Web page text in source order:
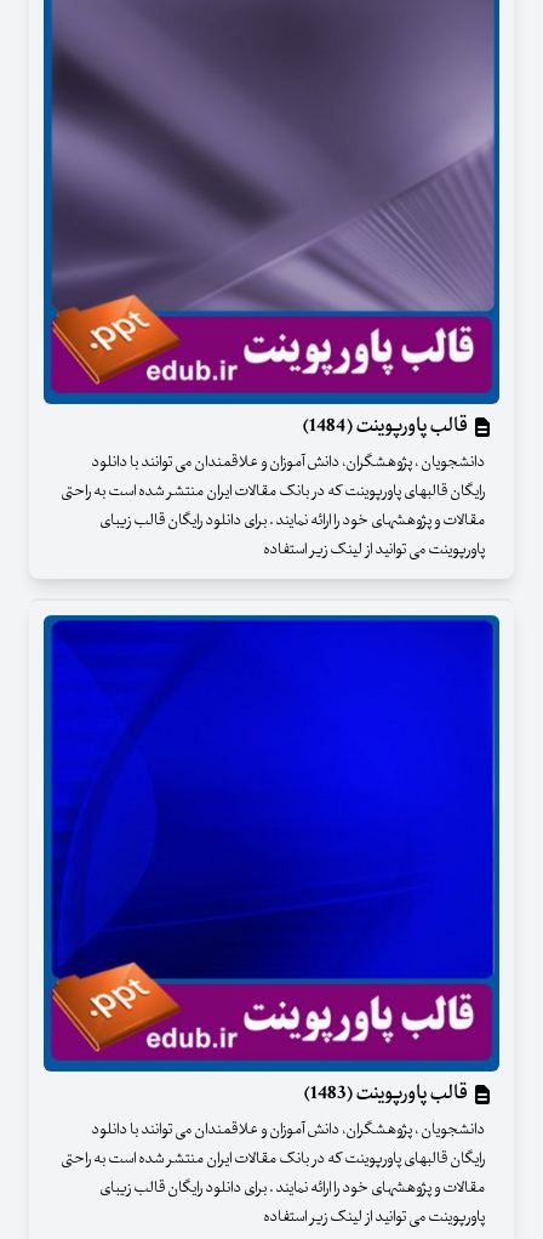
قالب پاورپوینت (1484)
دانشجویان ، پژوهشگران، دانش آموزان و علاقمندان می توانند با دانلود
رایگان قالبهای پاورپوینت که در بانک مقالات ایران منتشر شده است به راحتی
مقالات و پژوهشهای خود را ارائه نمایند . برای دانلود رایگان قالب زیبای
پاورپوینت می توانید از لینک زیر استفاده
قالب پاورپوینت (1483)
دانشجویان ، پژوهشگران، دانش آموزان و علاقمندان می توانند با دانلود
رایگان قالبهای پاورپوینت که در بانک مقالات ایران منتشر شده است به راحتی
مقالات و پژوهشهای خود را ارائه نمایند . برای دانلود رایگان قالب زیبای
پاورپوینت می توانید از لینک زیر استفاده